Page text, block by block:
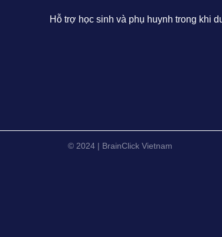
Hỗ trợ học sinh và phụ huynh trong khi
© 2024 | BrainClick Vietnam